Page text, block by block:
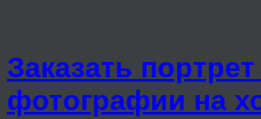
Заказать
фотографии на